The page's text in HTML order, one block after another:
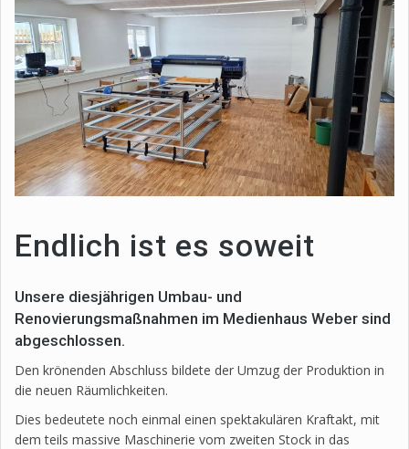
Endlich ist es soweit
Unsere diesjährigen Umbau- und
Renovierungsmaßnahmen im Medienhaus Weber sind
abgeschlossen.
Den krönenden Abschluss bildete der Umzug der Produktion in
die neuen Räumlichkeiten.
Dies bedeutete noch einmal einen spektakulären Kraftakt, mit
dem teils massive Maschinerie vom zweiten Stock in das